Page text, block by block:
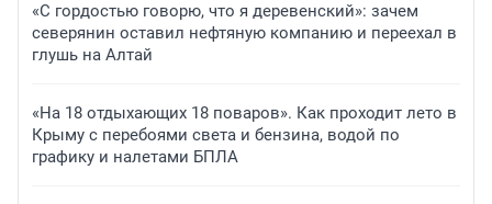
«С гордостью говорю, что я деревенский»: зачем
северянин оставил нефтяную компанию и переехал в
глушь на Алтай
«На 18 отдыхающих 18 поваров». Как проходит лето в
Крыму с перебоями света и бензина, водой по
графику и налетами БПЛА